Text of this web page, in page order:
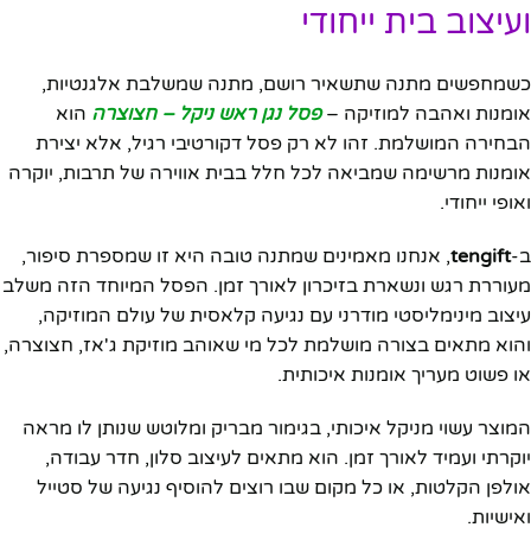
ועיצוב בית ייחודי
כשמחפשים מתנה שתשאיר רושם, מתנה שמשלבת אלגנטיות,
אומנות ואהבה למוזיקה –פסל נגן ראש ניקל – חצוצרה הוא
הבחירה המושלמת. זהו לא רק פסל דקורטיבי רגיל, אלא יצירת
אומנות מרשימה שמביאה לכל חלל בבית אווירה של תרבות, יוקרה
ואופי ייחודי.
ב-tengift, אנחנו מאמינים שמתנה טובה היא זו שמספרת סיפור,
מעוררת רגש ונשארת בזיכרון לאורך זמן. הפסל המיוחד הזה משלב
עיצוב מינימליסטי מודרני עם נגיעה קלאסית של עולם המוזיקה,
והוא מתאים בצורה מושלמת לכל מי שאוהב מוזיקת ג'אז, חצוצרה,
או פשוט מעריך אומנות איכותית.
המוצר עשוי מניקל איכותי, בגימור מבריק ומלוטש שנותן לו מראה
יוקרתי ועמיד לאורך זמן. הוא מתאים לעיצוב סלון, חדר עבודה,
אולפן הקלטות, או כל מקום שבו רוצים להוסיף נגיעה של סטייל
ואישיות.